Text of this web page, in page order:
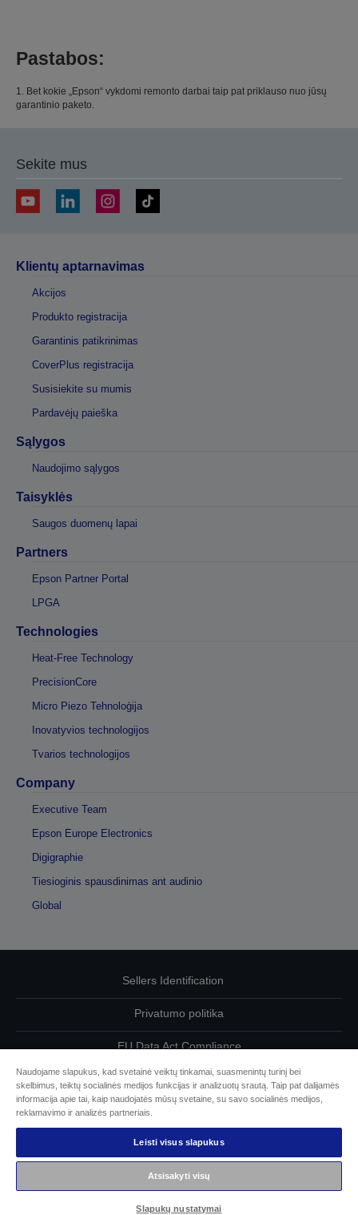
Pastabos:
1. Bet kokie „Epson“ vykdomi remonto darbai taip pat priklauso nuo jūsų
garantinio paketo.
Sekite mus
Klientų aptarnavimas
Akcijos
Produkto registracija
Garantinis patikrinimas
CoverPlus registracija
Susisiekite su mumis
Pardavėjų paieška
Sąlygos
Naudojimo sąlygos
Taisyklės
Saugos duomenų lapai
Partners
Epson Partner Portal
LPGA
Technologies
Heat-Free Technology
PrecisionCore
Micro Piezo Tehnoloģija
Inovatyvios technologijos
Tvarios technologijos
Company
Executive Team
Epson Europe Electronics
Digigraphie
Tiesioginis spausdinimas ant audinio
Global
Sellers Identification
Privatumo politika
EU Data Act Compliance
Susisiekite su mumis dėl savo duomenų
Cookie Information
„Epson“ įsipareigojimas dėl prieinamumo
© „Seiko Epson“, 2026 m.
Naudojame slapukus, kad svetainė veiktų tinkamai, suasmenintų turinį bei
skelbimus, teiktų socialinės medijos funkcijas ir analizuotų srautą. Taip pat dalijamės
informacija apie tai, kaip naudojatės mūsų svetaine, su savo socialinės medijos,
reklamavimo ir analizės partneriais.
Leisti visus slapukus
Atsisakyti visų
Slapukų nustatymai